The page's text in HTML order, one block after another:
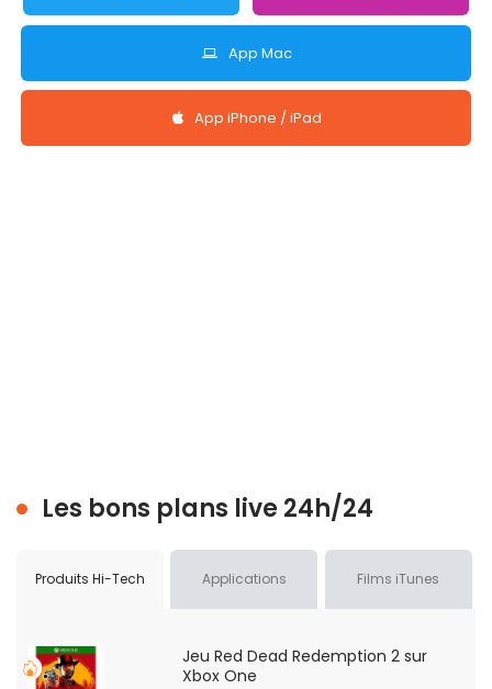
App Mac
App iPhone / iPad
Les bons plans live 24h/24
Produits Hi-Tech Applications Films iTunes
Jeu Red Dead Redemption 2 sur
Xbox One